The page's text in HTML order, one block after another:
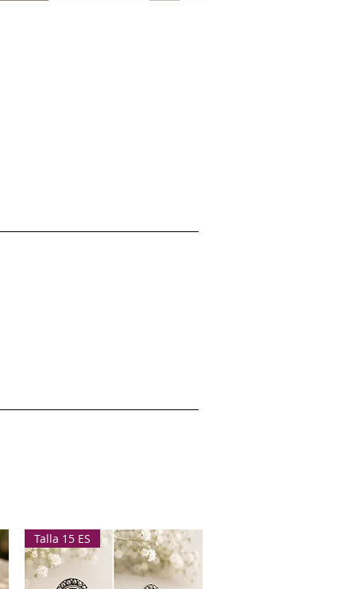
Talla 15 ES